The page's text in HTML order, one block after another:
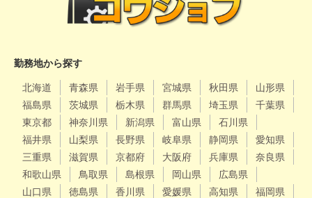
勤務地から探す
北海道 青森県 岩手県 宮城県 秋田県
山形県
福島県
茨城県 栃木県 群馬県 埼玉県
千葉県
東京都
神奈川県 新潟県 富山県
石川県
福井県
山梨県 長野県 岐阜県 静岡県
愛知県
三重県
滋賀県 京都府 大阪府 兵庫県
奈良県
和歌山県
鳥取県 島根県 岡山県
広島県
山口県
徳島県 香川県 愛媛県 高知県
福岡県